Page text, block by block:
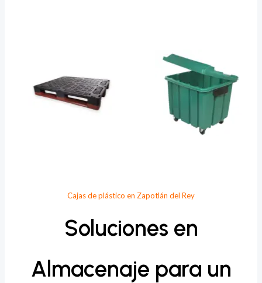
Cajas de plástico en Zapotlán del Rey
Soluciones en
Almacenaje para un